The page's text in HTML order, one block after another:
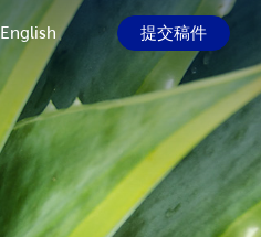
English 提交稿件